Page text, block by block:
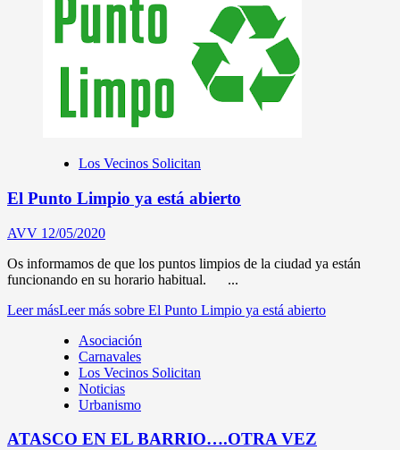
Los Vecinos Solicitan
El Punto Limpio ya está abierto
AVV 12/05/2020
Os informamos de que los puntos limpios de la ciudad ya están
funcionando en su horario habitual. ...
Leer másLeer más sobre El Punto Limpio ya está abierto
Asociación
Carnavales
Los Vecinos Solicitan
Noticias
Urbanismo
ATASCO EN EL BARRIO….OTRA VEZ